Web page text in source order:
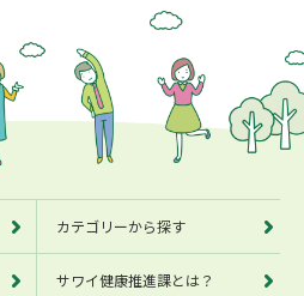
カテゴリーから探す
サワイ健康推進課とは？